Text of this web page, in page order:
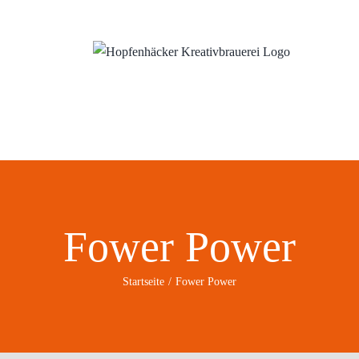
Fower Power
Startseite Fower Power